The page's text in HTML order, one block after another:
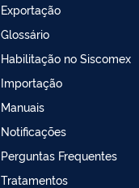
Exportação
Glossário
Habilitação no Siscomex
Importação
Manuais
Notificações
Perguntas Frequentes
Tratamentos